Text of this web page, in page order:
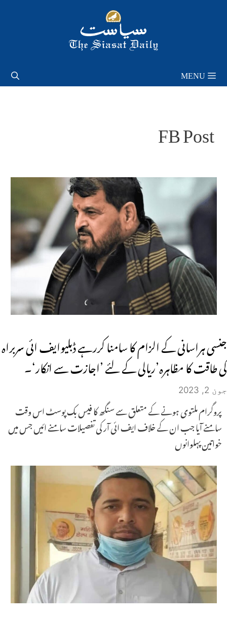
MENU
FB Post
جنسی ہراسانی کے الزام کا سامنا کررہے ڈبلیوایف ائی سربراہ
کی طاقت کا مظاہرہ’ریالی کے لئے ’اجازت سے انکار‘۔
جون 2, 2023
پروگرام ملتوی ہونے کے متعلق سے سنگھ کا فیس بک پوسٹ اس وقت
سامنے آیا جب ان کے خلاف ایف ائی آر کی تفصیلات سامنے ائیں جس میں
خواتین پہلوانوں